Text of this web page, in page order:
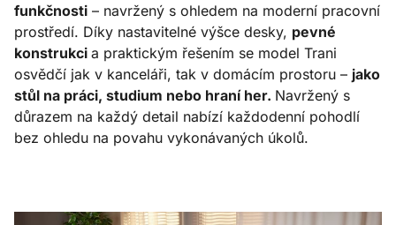
funkčnosti – navržený s ohledem na moderní pracovní
prostředí. Díky nastavitelné výšce desky, pevné
konstrukci a praktickým řešením se model Trani
osvědčí jak v kanceláři, tak v domácím prostoru – jako
stůl na práci, studium nebo hraní her. Navržený s
důrazem na každý detail nabízí každodenní pohodlí
bez ohledu na povahu vykonávaných úkolů.